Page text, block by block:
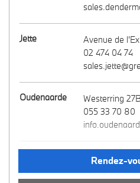
Jette
Avenue de
02 474 04 74
Oudenaarde
Westerring 27B
055 33 70 80
Rijksweg, 31
Rendez-